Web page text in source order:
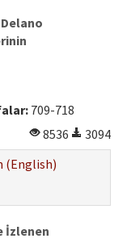
709-718
8536
3094
(English)
İzlenen